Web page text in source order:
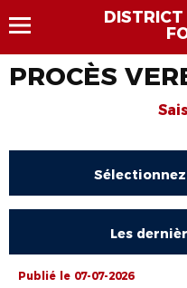
PROCÈS
Les
Publié le 07-07-2026